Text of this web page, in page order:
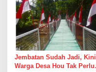
Jembatan Sudah Jadi, Kini
Warga Desa Hou Tak Perlu